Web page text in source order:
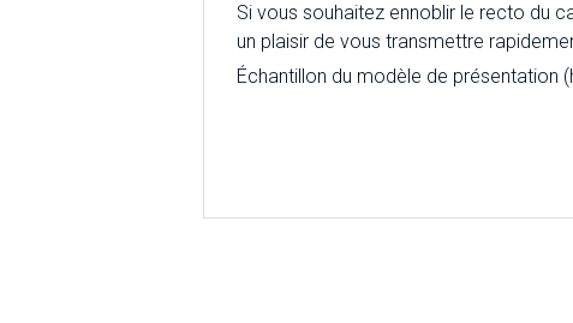
Si vous souhaitez ennoblir le recto du
un plaisir de vous transmettre
Échantillon du modèle de présentation